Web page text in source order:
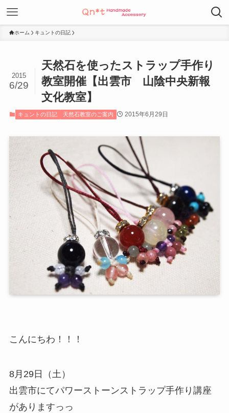
ホーム キュントの日記
天然石を使ったストラップ手作り
教室開催【出雲市 山陰中央新報
文化教室】
2015
6/29
キュントの日記 天然石教室のご案内 2015年6月29日
こんにちわ！！！
8月29日（土）
出雲市にてパワーストーンストラップ手作り講座
がありますっっ